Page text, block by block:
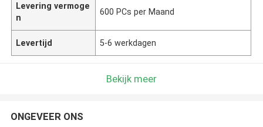
Levering vermoge
n
600 PCs per Maand
Levertijd 5-6 werkdagen
Bekijk meer
ONGEVEER ONS